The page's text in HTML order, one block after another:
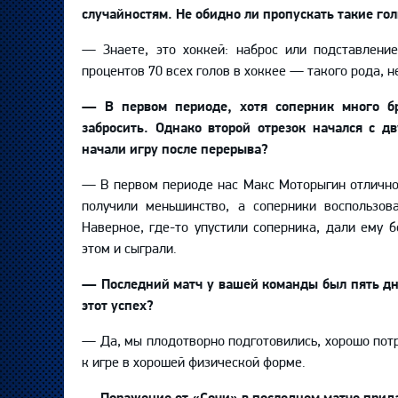
случайностям. Не обидно ли пропускать такие
—Знаете, это хоккей: набросилиподставление
процентов 70 всех голов в хоккее — такого рода,
— В первом периоде, хотя соперник много
забросить. Однако второй отрезок начался с
начали игру после перерыва?
— В первом периоде нас Макс Моторыгин
получили меньшинство, а соперники
Наверное, где-то упустили соперника, дали ему
этом и сыграли.
— Последний матч у вашей команды был пять
этот успех?
— Да, мы плодотворно подготовились, хорошо
к игре в хорошей физической форме.